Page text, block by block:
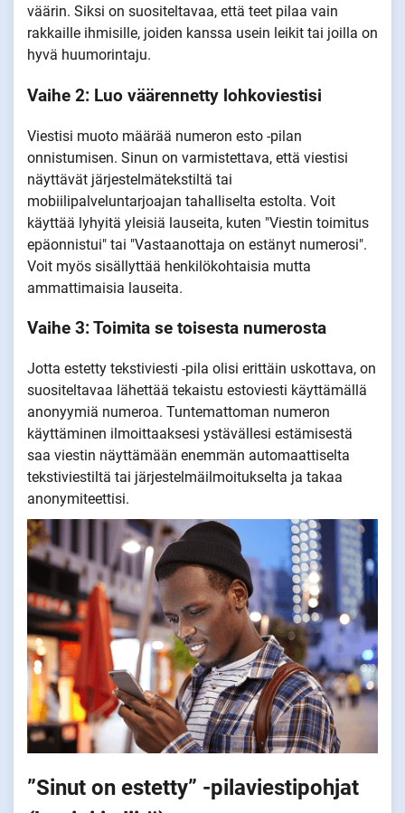
väärin. Siksi on suositeltavaa, että teet pilaa vain
rakkaille ihmisille, joiden kanssa usein leikit tai joilla on
hyvä huumorintaju.
Vaihe 2: Luo väärennetty lohkoviestisi
Viestisi muoto määrää numeron esto -pilan
onnistumisen. Sinun on varmistettava, että viestisi
näyttävät järjestelmätekstiltä tai
mobiilipalveluntarjoajan tahalliselta estolta. Voit
käyttää lyhyitä yleisiä lauseita, kuten "Viestin toimitus
epäonnistui" tai "Vastaanottaja on estänyt numerosi".
Voit myös sisällyttää henkilökohtaisia mutta
ammattimaisia lauseita.
Vaihe 3: Toimita se toisesta numerosta
Jotta estetty tekstiviesti -pila olisi erittäin uskottava, on
suositeltavaa lähettää tekaistu estoviesti käyttämällä
anonyymiä numeroa. Tuntemattoman numeron
käyttäminen ilmoittaaksesi ystävällesi estämisestä
saa viestin näyttämään enemmän automaattiselta
tekstiviestiltä tai järjestelmäilmoitukselta ja takaa
anonymiteettisi.
”Sinut on estetty” -pilaviestipohjat